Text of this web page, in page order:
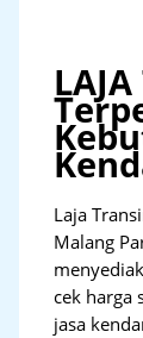
Laja
Malang
cek harga
jasa